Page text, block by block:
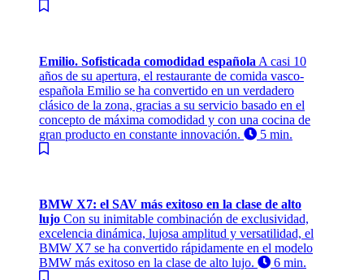
Emilio. Sofisticada comodidad española A casi 10
años de su apertura, el restaurante de comida vasco-
española Emilio se ha convertido en un verdadero
clásico de la zona, gracias a su servicio basado en el
concepto de máxima comodidad y con una cocina de
gran producto en constante innovación.
5 min.
BMW X7: el SAV más exitoso en la clase de alto
lujo Con su inimitable combinación de exclusividad,
excelencia dinámica, lujosa amplitud y versatilidad, el
BMW X7 se ha convertido rápidamente en el modelo
BMW más exitoso en la clase de alto lujo.
6 min.